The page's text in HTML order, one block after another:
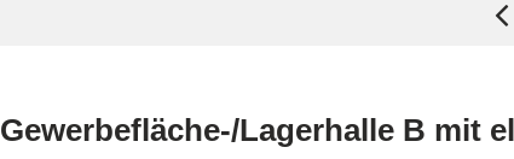
Gewerbefläche-/Lagerhalle B mit